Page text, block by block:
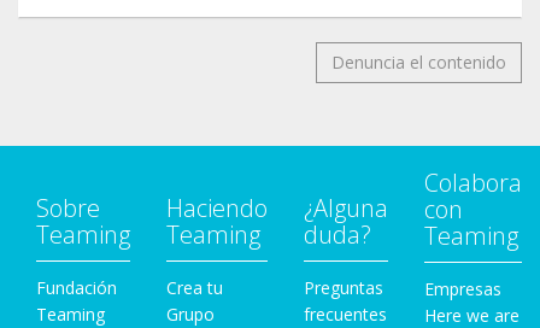
Denuncia el contenido
Sobre
Teaming
Fundación
Teaming
Haciendo
Teaming
Crea tu
Grupo
¿Alguna
duda?
Preguntas
frecuentes
Colabora
con
Teaming
Empresas
Here we are